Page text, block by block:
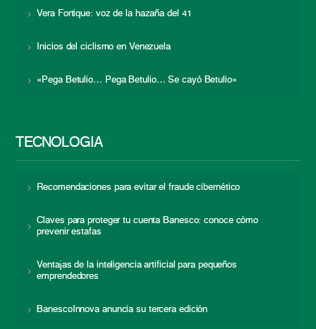
Vera Fortique: voz de la hazaña del 41
Inicios del ciclismo en Venezuela
«Pega Betulio… Pega Betulio… Se cayó Betulio»
TECNOLOGÍA
Recomendaciones para evitar el fraude cibernético
Claves para proteger tu cuenta Banesco: conoce cómo
prevenir estafas
Ventajas de la inteligencia artificial para pequeños
emprendedores
BanescoInnova anuncia su tercera edición